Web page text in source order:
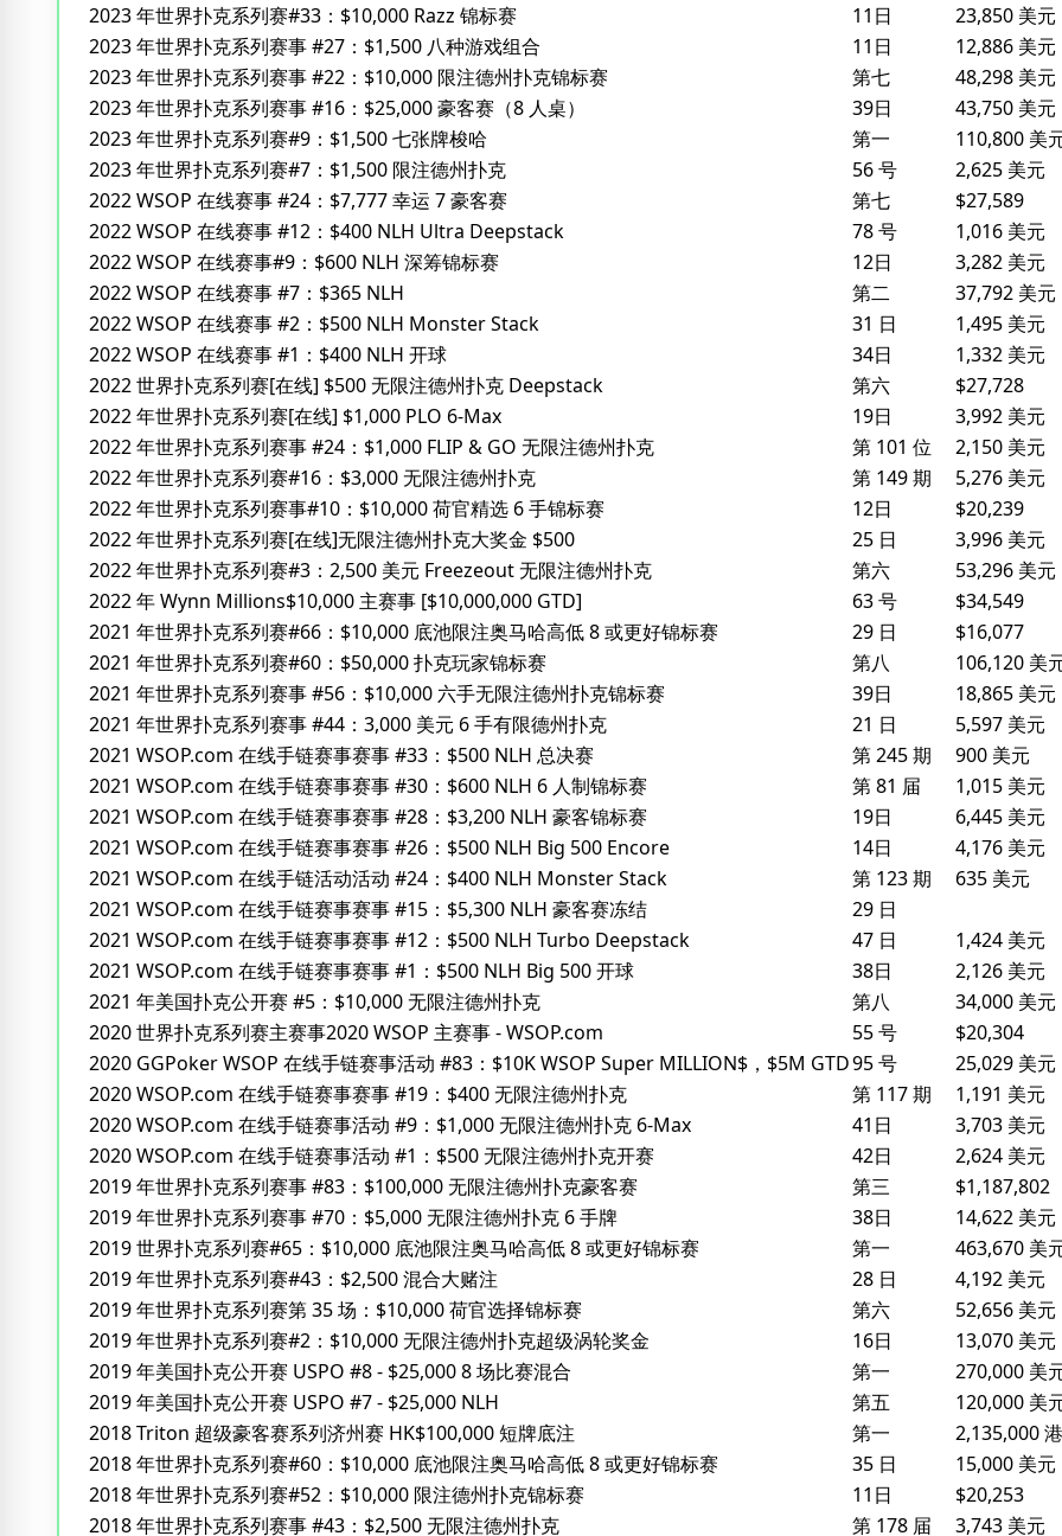
2023 年世界扑克系列赛#33：$10,000 Razz 锦标赛
11日
23,850 美元
2023 年世界扑克系列赛事 #27：$1,500 八种游戏组合
11日
12,886 美元
2023 年世界扑克系列赛事 #22：$10,000 限注德州扑克锦标赛
第七
48,298 美元
2023 年世界扑克系列赛事 #16：$25,000 豪客赛（8 人桌）
39日
43,750 美元
2023 年世界扑克系列赛#9：$1,500 七张牌梭哈
第一
110,800 美
2023 年世界扑克系列赛#7：$1,500 限注德州扑克
56 号
2,625 美元
2022 WSOP 在线赛事 #24：$7,777 幸运 7 豪客赛
第七
$27,589
2022 WSOP 在线赛事 #12：$400 NLH Ultra Deepstack
78 号
1,016 美元
2022 WSOP 在线赛事#9：$600 NLH 深筹锦标赛
12日
3,282 美元
2022 WSOP 在线赛事 #7：$365 NLH
第二
37,792 美元
2022 WSOP 在线赛事 #2：$500 NLH Monster Stack
31 日
1,495 美元
2022 WSOP 在线赛事 #1：$400 NLH 开球
34日
1,332 美元
2022 世界扑克系列赛[在线] $500 无限注德州扑克 Deepstack
第六
$27,728
2022 年世界扑克系列赛[在线] $1,000 PLO 6-Max
19日
3,992 美元
2022 年世界扑克系列赛事 #24：$1,000 FLIP & GO 无限注德州扑克
第 101 位
2,150 美元
2022 年世界扑克系列赛#16：$3,000 无限注德州扑克
第 149 期
5,276 美元
2022 年世界扑克系列赛事#10：$10,000 荷官精选 6 手锦标赛
12日
$20,239
2022 年世界扑克系列赛[在线]无限注德州扑克大奖金 $500
25 日
3,996 美元
2022 年世界扑克系列赛#3：2,500 美元 Freezeout 无限注德州扑克
第六
53,296 美元
2022 年 Wynn Millions$10,000 主赛事 [$10,000,000 GTD]
63 号
$34,549
2021 年世界扑克系列赛#66：$10,000 底池限注奥马哈高低 8 或更好锦标赛
29 日
$16,077
2021 年世界扑克系列赛#60：$50,000 扑克玩家锦标赛
第八
106,120 美
2021 年世界扑克系列赛事 #56：$10,000 六手无限注德州扑克锦标赛
39日
18,865 美元
2021 年世界扑克系列赛事 #44：3,000 美元 6 手有限德州扑克
21 日
5,597 美元
2021 WSOP.com 在线手链赛事赛事 #33：$500 NLH 总决赛
第 245 期
900 美元
2021 WSOP.com 在线手链赛事赛事 #30：$600 NLH 6 人制锦标赛
第 81 届
1,015 美元
2021 WSOP.com 在线手链赛事赛事 #28：$3,200 NLH 豪客锦标赛
19日
6,445 美元
2021 WSOP.com 在线手链赛事赛事 #26：$500 NLH Big 500 Encore
14日
4,176 美元
2021 WSOP.com 在线手链活动活动 #24：$400 NLH Monster Stack
第 123 期
635 美元
2021 WSOP.com 在线手链赛事赛事 #15：$5,300 NLH 豪客赛冻结
29 日
2021 WSOP.com 在线手链赛事赛事 #12：$500 NLH Turbo Deepstack
47 日
1,424 美元
2021 WSOP.com 在线手链赛事赛事 #1：$500 NLH Big 500 开球
38日
2,126 美元
2021 年美国扑克公开赛 #5：$10,000 无限注德州扑克
第八
34,000 美元
2020 世界扑克系列赛主赛事2020 WSOP 主赛事 - WSOP.com
55 号
$20,304
2020 GGPoker WSOP 在线手链赛事活动 #83：$10K WSOP Super MILLION$，$5M GTD95 号
25,029 美元
2020 WSOP.com 在线手链赛事赛事 #19：$400 无限注德州扑克
第 117 期
1,191 美元
2020 WSOP.com 在线手链赛事活动 #9：$1,000 无限注德州扑克 6-Max
41日
3,703 美元
2020 WSOP.com 在线手链赛事活动 #1：$500 无限注德州扑克开赛
42日
2,624 美元
2019 年世界扑克系列赛事 #83：$100,000 无限注德州扑克豪客赛
第三
$1,187,802
2019 年世界扑克系列赛事 #70：$5,000 无限注德州扑克 6 手牌
38日
14,622 美元
2019 世界扑克系列赛#65：$10,000 底池限注奥马哈高低 8 或更好锦标赛
第一
463,670 美
2019 年世界扑克系列赛#43：$2,500 混合大赌注
28 日
4,192 美元
2019 年世界扑克系列赛第 35 场：$10,000 荷官选择锦标赛
第六
52,656 美元
2019 年世界扑克系列赛#2：$10,000 无限注德州扑克超级涡轮奖金
16日
13,070 美元
2019 年美国扑克公开赛 USPO #8 - $25,000 8 场比赛混合
第一
270,000 美
2019 年美国扑克公开赛 USPO #7 - $25,000 NLH
第五
120,000 美
2018 Triton 超级豪客赛系列济州赛 HK$100,000 短牌底注
第一
2,135,000
2018 年世界扑克系列赛#60：$10,000 底池限注奥马哈高低 8 或更好锦标赛
35 日
15,000 美元
2018 年世界扑克系列赛#52：$10,000 限注德州扑克锦标赛
11日
$20,253
2018 年世界扑克系列赛事 #43：$2,500 无限注德州扑克
第 178 届 3,743 美元